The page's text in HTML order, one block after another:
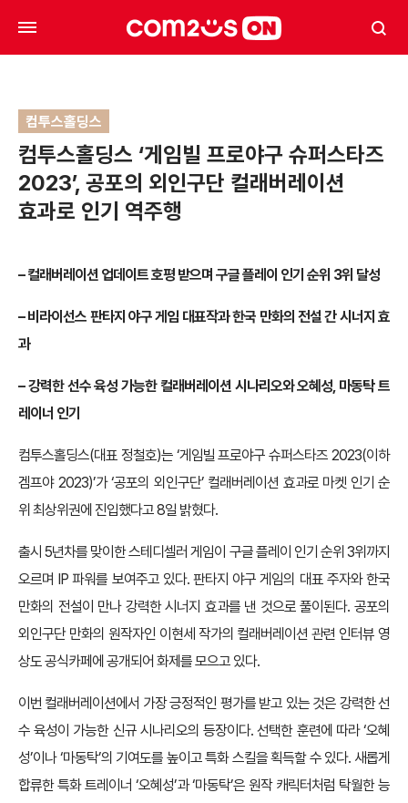
컴투스홀딩스
컴투스홀딩스 ‘게임빌 프로야구 슈퍼스타즈
2023’, 공포의 외인구단 컬래버레이션
효과로 인기 역주행
–컬래버레이션 업데이트 호평 받으며 구글 플레이 인기 순위 3위 달성
–비라이선스 판타지 야구 게임 대표작과 한국 만화의 전설 간 시너지 효
과
–강력한 선수 육성 가능한 컬래버레이션 시나리오와 오혜성, 마동탁 트
레이너 인기
컴투스홀딩스(대표 정철호)는 ‘게임빌 프로야구 슈퍼스타즈 2023(이하
겜프야 2023)’가 ‘공포의 외인구단’ 컬래버레이션 효과로 마켓 인기 순
위 최상위권에 진입했다고 8일 밝혔다.
출시 5년차를 맞이한 스테디셀러 게임이 구글 플레이 인기 순위 3위까지
오르며 IP 파워를 보여주고 있다. 판타지 야구 게임의 대표 주자와 한국
만화의 전설이 만나 강력한 시너지 효과를 낸 것으로 풀이된다. 공포의
외인구단 만화의 원작자인 이현세 작가의 컬래버레이션 관련 인터뷰 영
상도 공식카페에 공개되어 화제를 모으고 있다.
이번 컬래버레이션에서 가장 긍정적인 평가를 받고 있는 것은 강력한 선
수 육성이 가능한 신규 시나리오의 등장이다. 선택한 훈련에 따라 ‘오혜
성’이나 ‘마동탁’의 기여도를 높이고 특화 스킬을 획득할 수 있다. 새롭게
합류한 특화 트레이너 ‘오혜성’과 ‘마동탁’은 원작 캐릭터처럼 탁월한 능